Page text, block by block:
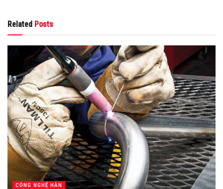
Related Posts
CÔNG NGHỆ HÀN